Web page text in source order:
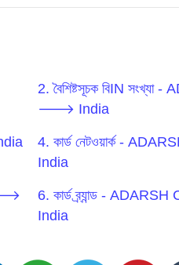
2. বৈশিষ্টসূচক বিIN
🡒 India
4. কার্ড নেটওয়ার্ক -
India
🡒
6. কার্ড ব্র্যান্ড -
India